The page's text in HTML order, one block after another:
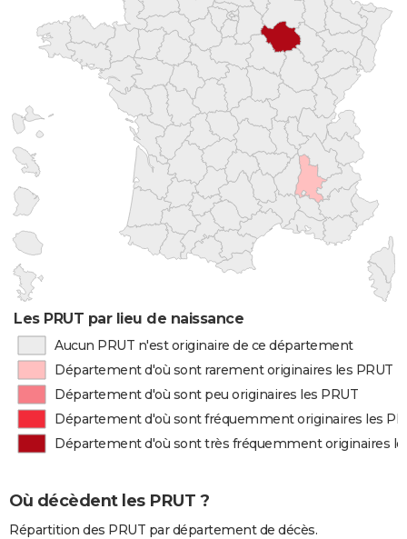
Les PRUT par lieu de naissance
Aucun PRUT n'est originaire de ce département
Département d'où sont rarement originaires les PRUT
Département d'où sont peu originaires les PRUT
Département d'où sont fréquemment originaires les
Département d'où sont très fréquemment originaires
Où décèdent les PRUT ?
Répartition des PRUT par département de décès.